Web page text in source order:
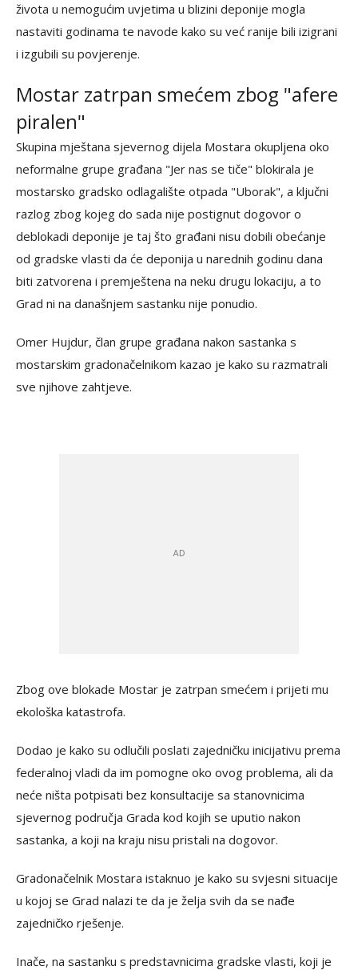
života u nemogućim uvjetima u blizini deponije mogla
nastaviti godinama te navode kako su već ranije bili izigrani
i izgubili su povjerenje.
Mostar zatrpan smećem zbog "afere
piralen"
Skupina mještana sjevernog dijela Mostara okupljena oko
neformalne grupe građana "Jer nas se tiče" blokirala je
mostarsko gradsko odlagalište otpada "Uborak", a ključni
razlog zbog kojeg do sada nije postignut dogovor o
deblokadi deponije je taj što građani nisu dobili obećanje
od gradske vlasti da će deponija u narednih godinu dana
biti zatvorena i premještena na neku drugu lokaciju, a to
Grad ni na današnjem sastanku nije ponudio.
Omer Hujdur, član grupe građana nakon sastanka s
mostarskim gradonačelnikom kazao je kako su razmatrali
sve njihove zahtjeve.
Zbog ove blokade Mostar je zatrpan smećem i prijeti mu
ekološka katastrofa.
Dodao je kako su odlučili poslati zajedničku inicijativu prema
federalnoj vladi da im pomogne oko ovog problema, ali da
neće ništa potpisati bez konsultacije sa stanovnicima
sjevernog područja Grada kod kojih se uputio nakon
sastanka, a koji na kraju nisu pristali na dogovor.
Gradonačelnik Mostara istaknuo je kako su svjesni situacije
u kojoj se Grad nalazi te da je želja svih da se nađe
zajedničko rješenje.
Inače, na sastanku s predstavnicima gradske vlasti, koji je